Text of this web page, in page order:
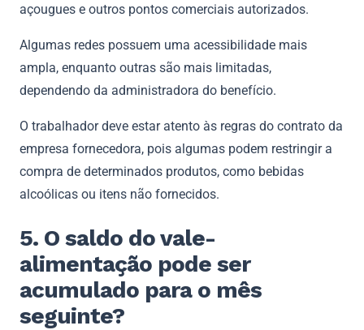
açougues e outros pontos comerciais autorizados.
Algumas redes possuem uma acessibilidade mais
ampla, enquanto outras são mais limitadas,
dependendo da administradora do benefício.
O trabalhador deve estar atento às regras do contrato da
empresa fornecedora, pois algumas podem restringir a
compra de determinados produtos, como bebidas
alcoólicas ou itens não fornecidos.
5. O saldo do vale-
alimentação pode ser
acumulado para o mês
seguinte?